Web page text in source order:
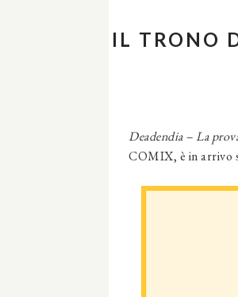
IL TRONO
Deadendia – La
COMIX, è in arrivo